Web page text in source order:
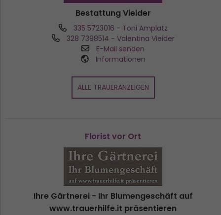
Bestattung Vieider
335 5723016 - Toni Amplatz
328 7398514 - Valentina Vieider
E-Mail senden
Informationen
ALLE TRAUERANZEIGEN
Florist vor Ort
Ihre Gärtnerei - Ihr Blumengeschäft auf
www.trauerhilfe.it präsentieren